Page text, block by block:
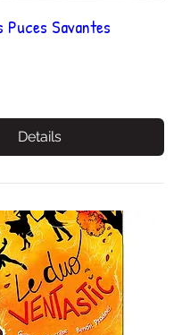
Puces Savantes
Details